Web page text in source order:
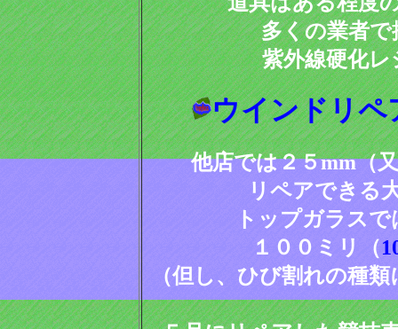
多くの業者
紫外線硬化
ウインドリペ
他店では２５mm（
リペアできる
トップガラス
１００ミリ（
（但し、ひび割れの種